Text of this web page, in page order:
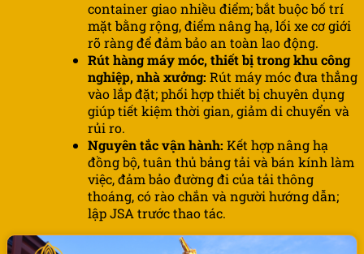
container giao nhiều điểm; bắt buộc bố trí
mặt bằng rộng, điểm nâng hạ, lối xe cơ giới
rõ ràng để đảm bảo an toàn lao động.
Rút hàng máy móc, thiết bị trong khu công
nghiệp, nhà xưởng: Rút máy móc đưa thẳng
vào lắp đặt; phối hợp thiết bị chuyên dụng
giúp tiết kiệm thời gian, giảm di chuyển và
rủi ro.
Nguyên tắc vận hành: Kết hợp nâng hạ
đồng bộ, tuân thủ bảng tải và bán kính làm
việc, đảm bảo đường đi của tải thông
thoáng, có rào chắn và người hướng dẫn;
lập JSA trước thao tác.